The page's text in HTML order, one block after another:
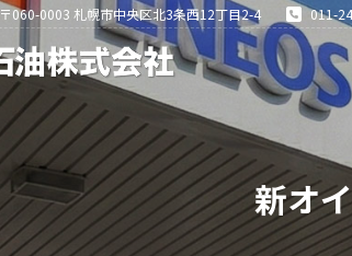
〒060-0003 札幌市中央区北3条西12丁目2-4 011-
新オ